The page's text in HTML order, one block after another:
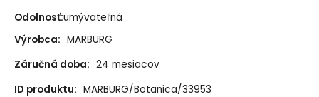
Odolnosť:umývateľná
Výrobca: MARBURG
Záručná doba: 24 mesiacov
ID produktu: MARBURG/Botanica/33953